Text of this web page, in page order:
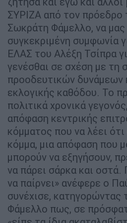
ΣΥΡΙΖΑ από τον πρόεδρο
Σωκράτη Φάμελλο, να μας
συγκεκριμένη συμφωνία
ΕΛΑΣ του Αλέξη Τσίπρα
γενέσθαι σε σχέση με τη
προοδευτικών δυνάμεων
εκλογικής καθόδου. Το
πολιτικά χρονικά
απόφαση κεντρικής
κόμματος που να λέει
κόμμα, μια απόφαση που
μπορούν να εξηγήσουν,
να πάρει σάρκα και
να παίρνει» ανέφερε ο
συνέχισε, κατηγορώντας
Φάμελλο πως, σε